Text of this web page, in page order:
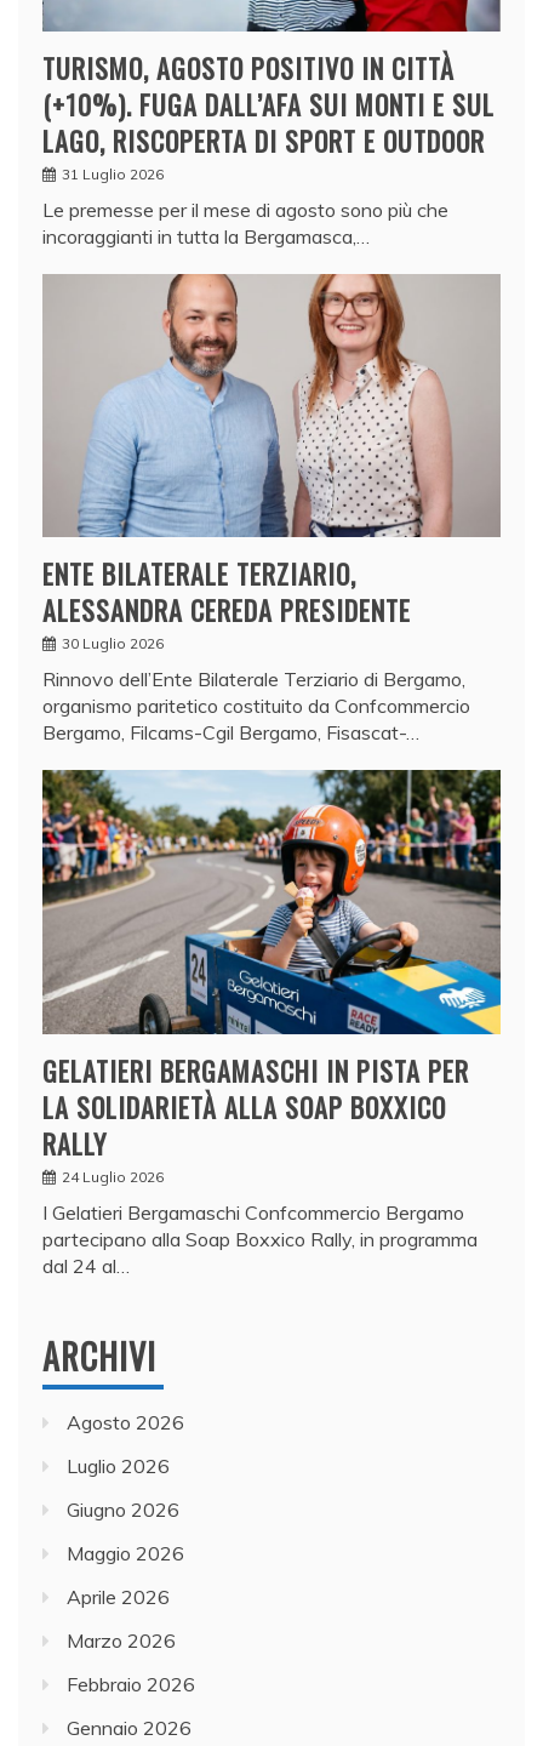
TURISMO, AGOSTO POSITIVO IN CITTÀ
(+10%). FUGA DALL’AFA SUI MONTI E SUL
LAGO, RISCOPERTA DI SPORT E OUTDOOR
31 Luglio 2026
Le premesse per il mese di agosto sono più che
incoraggianti in tutta la Bergamasca,…
ENTE BILATERALE TERZIARIO,
ALESSANDRA CEREDA PRESIDENTE
30 Luglio 2026
Rinnovo dell’Ente Bilaterale Terziario di Bergamo,
organismo paritetico costituito da Confcommercio
Bergamo, Filcams-Cgil Bergamo, Fisascat-…
GELATIERI BERGAMASCHI IN PISTA PER
LA SOLIDARIETÀ ALLA SOAP BOXXICO
RALLY
24 Luglio 2026
I Gelatieri Bergamaschi Confcommercio Bergamo
partecipano alla Soap Boxxico Rally, in programma
dal 24 al…
ARCHIVI
Agosto 2026
Luglio 2026
Giugno 2026
Maggio 2026
Aprile 2026
Marzo 2026
Febbraio 2026
Gennaio 2026